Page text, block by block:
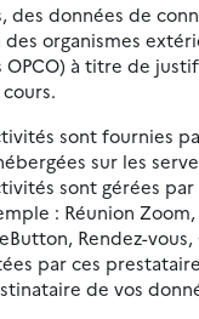
des données de
organismes
OPCO) à titre de
sont fournies
sur les
sont gérées
: Réunion
Rendez-
par ces
de vos